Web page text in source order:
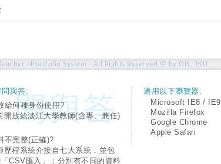
ePortfolio System - All Rights Reserved © by OIS, TKU
與答:
給何種身份使用?
開放給淡江大學教師(含專、兼任)
不完整(正確)?
歷程系統介接自七大系統，並包
CSV匯入」；分別有不同的資料
適用以下瀏覽器:
Microsoft IE8 / IE9
Mozilla Firefox
Google Chrome
Apple Safari